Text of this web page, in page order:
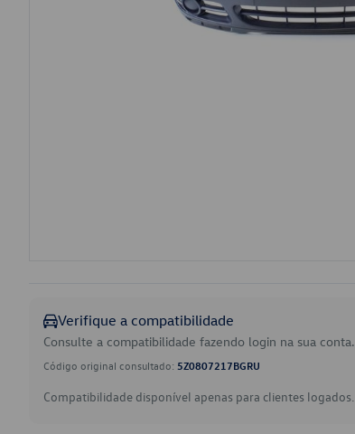
Verifique a compatibilidade
Consulte a compatibilidade fazendo login na sua conta.
Código original consultado: 5Z0807217BGRU
Compatibilidade disponível apenas para clientes logados.